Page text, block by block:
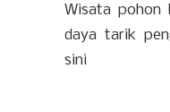
Wisata pohon
daya tarik
sini